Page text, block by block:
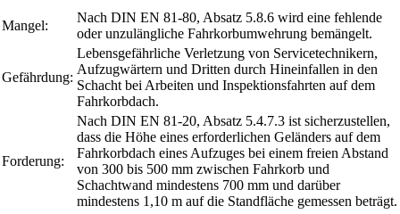
Mangel:
Nach DIN EN 81-80, Absatz 5.8.6 wird eine fehlende
oder unzulängliche Fahrkorbumwehrung bemängelt.
Gefährdung:
Lebensgefährliche Verletzung von Servicetechnikern,
Aufzugwärtern und Dritten durch Hineinfallen in den
Schacht bei Arbeiten und Inspektionsfahrten auf dem
Fahrkorbdach.
Forderung:
Nach DIN EN 81-20, Absatz 5.4.7.3 ist sicherzustellen,
dass die Höhe eines erforderlichen Geländers auf dem
Fahrkorbdach eines Aufzuges bei einem freien Abstand
von 300 bis 500 mm zwischen Fahrkorb und
Schachtwand mindestens 700 mm und darüber
mindestens 1,10 m auf die Standfläche gemessen beträgt.